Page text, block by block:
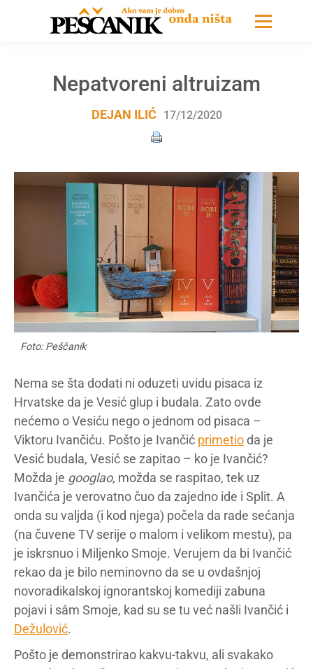
Nepatvoreni altruizam
DEJAN ILIĆ 17/12/2020
Foto: Peščanik
Nema se šta dodati ni oduzeti uvidu pisaca iz
Hrvatske da je Vesić glup i budala. Zato ovde
nećemo o Vesiću nego o jednom od pisaca –
Viktoru Ivančiću. Pošto je Ivančić primetio da je
Vesić budala, Vesić se zapitao – ko je Ivančić?
Možda je googlao, možda se raspitao, tek uz
Ivančića je verovatno čuo da zajedno ide i Split. A
onda su valjda (i kod njega) počela da rade sećanja
(na čuvene TV serije o malom i velikom mestu), pa
je iskrsnuo i Miljenko Smoje. Verujem da bi Ivančić
rekao da je bilo neminovno da se u ovdašnjoj
novoradikalskoj ignorantskoj komediji zabuna
pojavi i sâm Smoje, kad su se tu već našli Ivančić i
Dežulović.
Pošto je demonstrirao kakvu-takvu, ali svakako